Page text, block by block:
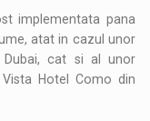
implementata pana
atat in cazul unor
Dubai, cat si al unor
Hotel Como din